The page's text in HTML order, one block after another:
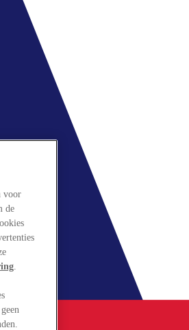
voor
de
.